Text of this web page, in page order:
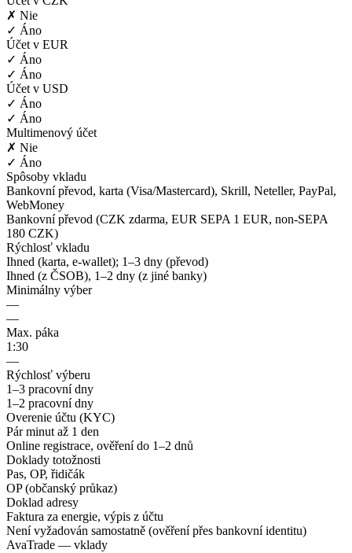
✗ Nie
✓ Áno
Účet v EUR
✓ Áno
✓ Áno
Účet v USD
✓ Áno
✓ Áno
Multimenový účet
✗ Nie
✓ Áno
Spôsoby vkladu
Bankovní převod, karta (Visa/Mastercard), Skrill, Neteller, PayPal,
WebMoney
Bankovní převod (CZK zdarma, EUR SEPA 1 EUR, non-SEPA
180 CZK)
Rýchlosť vkladu
Ihned (karta, e-wallet); 1–3 dny (převod)
Ihned (z ČSOB), 1–2 dny (z jiné banky)
Minimálny výber
—
—
Max. páka
1:30
—
Rýchlosť výberu
1–3 pracovní dny
1–2 pracovní dny
Overenie účtu (KYC)
Pár minut až 1 den
Online registrace, ověření do 1–2 dnů
Doklady totožnosti
Pas, OP, řidičák
OP (občanský průkaz)
Doklad adresy
Faktura za energie, výpis z účtu
Není vyžadován samostatně (ověření přes bankovní identitu)
AvaTrade — vklady